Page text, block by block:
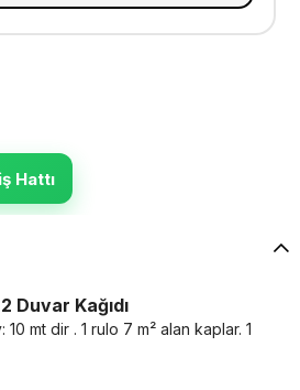
Hattı
Duvar Kağıdı
mt dir . 1 rulo 7 m² alan kaplar. 1